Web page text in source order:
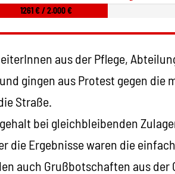
1261 € / 2.000 €
aus der Pflege,
gingen aus Protest gegen die
Straße.
bei gleichbleibenden
die Ergebnisse waren die
auch Grußbotschaften aus der